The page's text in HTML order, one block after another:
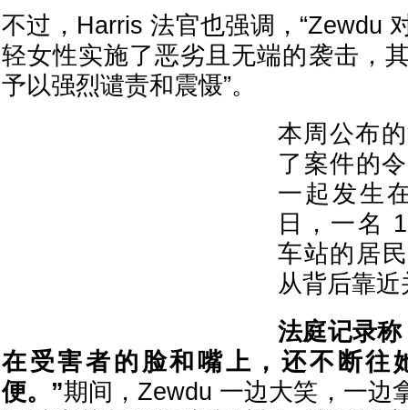
不过，Harris 法官也强调，“Zewdu
轻女性实施了恶劣且无端的袭击，
予以强烈谴责和震慑”。
本周公布
了案件的
一起发生
日，一名
车站的居
从背后靠
法庭记录
在受害者的脸和嘴上，还不断往
便。”期间，Zewdu 一边大笑，一边